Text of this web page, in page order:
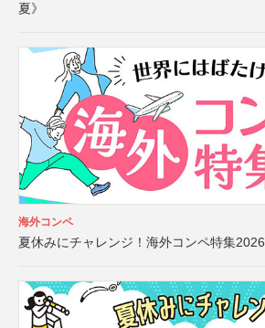
夏》
海外コンペ
夏休みにチャレンジ！海外コンペ特集2026